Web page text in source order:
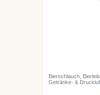
Bierschlauch,
Getränke- &